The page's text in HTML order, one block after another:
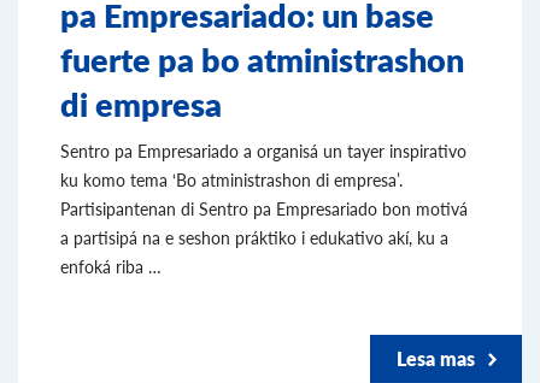
pa Empresariado: un base
fuerte pa bo atministrashon
di empresa
Sentro pa Empresariado a organisá un tayer inspirativo
ku komo tema ‘Bo atministrashon di empresa’.
Partisipantenan di Sentro pa Empresariado bon motivá
a partisipá na e seshon práktiko i edukativo akí, ku a
enfoká riba …
Lesa mas